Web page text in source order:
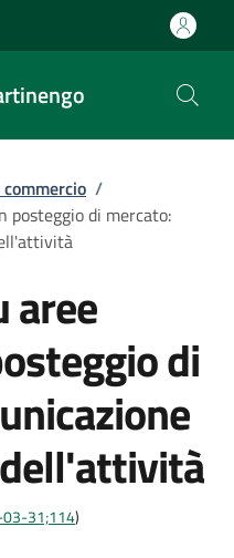
/
posteggio di mercato:
aree
di
03-31;114)